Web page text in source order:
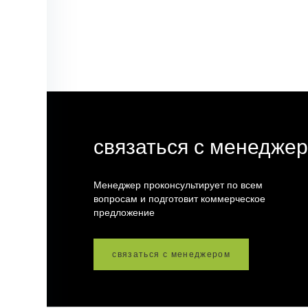
связаться с
Менеджер проконсультирует по всем
вопросам и подготовит коммерческое
предложение
связаться с менеджером